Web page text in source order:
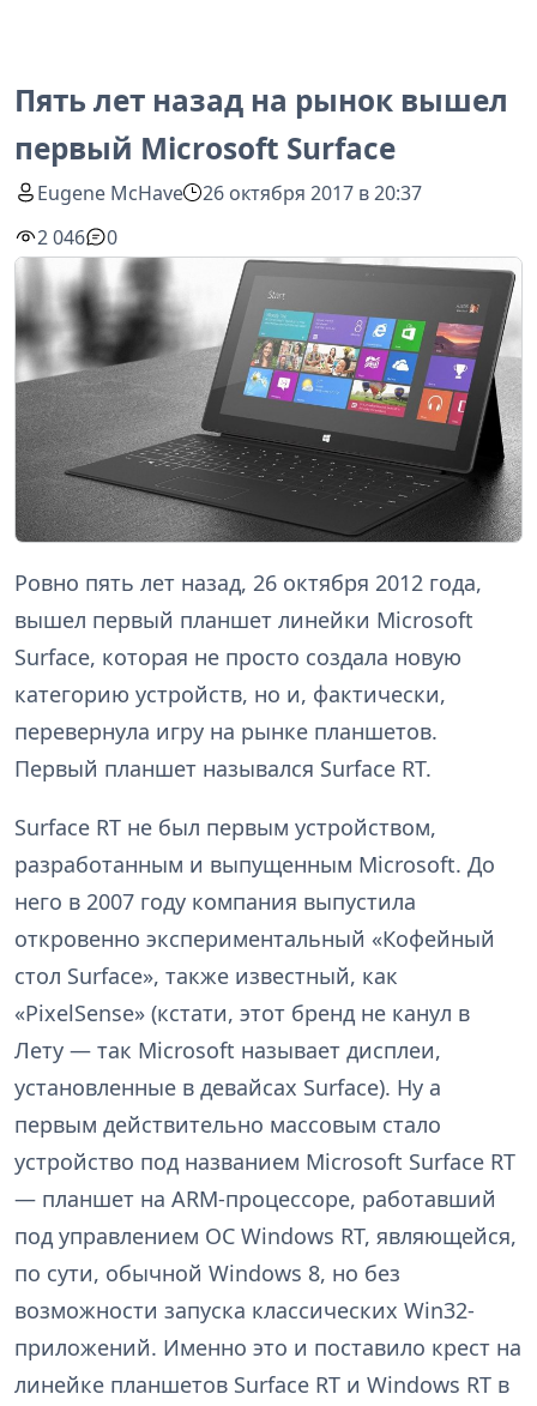
Пять лет назад на рынок вышел
первый Microsoft Surface
Eugene McHave
26 октября 2017 в 20:37
2 046
0
Ровно пять лет назад, 26 октября 2012 года,
вышел первый планшет линейки Microsoft
Surface, которая не просто создала новую
категорию устройств, но и, фактически,
перевернула игру на рынке планшетов.
Первый планшет назывался Surface RT.
Surface RT не был первым устройством,
разработанным и выпущенным Microsoft. До
него в 2007 году компания выпустила
откровенно экспериментальный «Кофейный
стол Surface», также известный, как
«PixelSense» (кстати, этот бренд не канул в
Лету — так Microsoft называет дисплеи,
установленные в девайсах Surface). Ну а
первым действительно массовым стало
устройство под названием Microsoft Surface RT
— планшет на ARM-процессоре, работавший
под управлением ОС Windows RT, являющейся,
по сути, обычной Windows 8, но без
возможности запуска классических Win32-
приложений. Именно это и поставило крест на
линейке планшетов Surface RT и Windows RT в